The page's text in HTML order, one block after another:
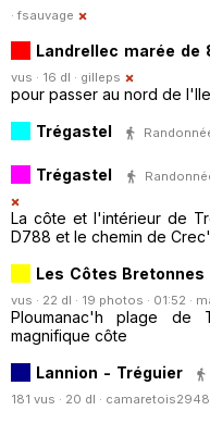
· fsauvage
Landrellec marée de
vus · 16 dl · gilleps
pour passer au nord de
Trégastel
Trégastel
La côte et l'intérieur de
D788 et le chemin de
Les Côtes Bretonnes
vus · 22 dl · 19 photos · 01:52 ·
Ploumanac'h plage de
magnifique côte
Lannion - Tréguier
181 vus · 20 dl ·